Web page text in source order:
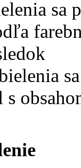
sa